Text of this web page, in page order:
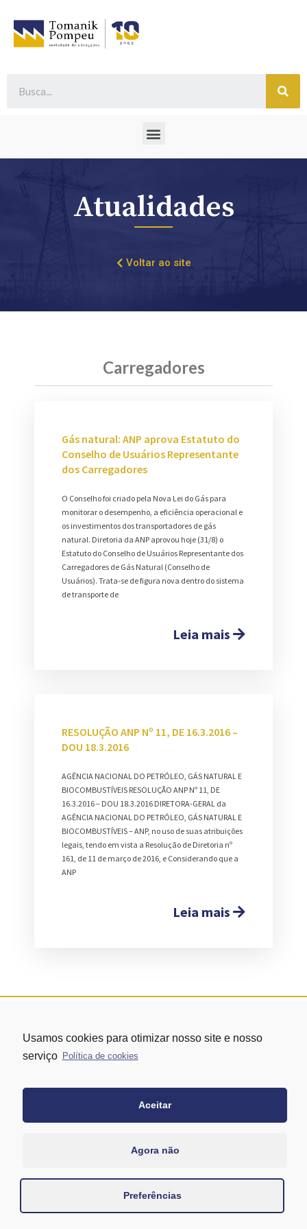
Atualidades
Voltar ao site
Carregadores
Gás natural: ANP aprova Estatuto do
Conselho de Usuários Representante
dos Carregadores
O Conselho foi criado pela Nova Lei do Gás para
monitorar o desempenho, a eficiência operacional e
os investimentos dos transportadores de gás
natural. Diretoria da ANP aprovou hoje (31/8) o
Estatuto do Conselho de Usuários Representante dos
Carregadores de Gás Natural (Conselho de
Usuários). Trata-se de figura nova dentro do sistema
de transporte de
Leia mais
RESOLUÇÃO ANP Nº 11, DE 16.3.2016 –
DOU 18.3.2016
AGÊNCIA NACIONAL DO PETRÓLEO, GÁS NATURAL E
BIOCOMBUSTÍVEIS RESOLUÇÃO ANP Nº 11, DE
16.3.2016 – DOU 18.3.2016 DIRETORA-GERAL da
AGÊNCIA NACIONAL DO PETRÓLEO, GÁS NATURAL E
BIOCOMBUSTÍVEIS – ANP, no uso de suas atribuições
legais, tendo em vista a Resolução de Diretoria nº
161, de 11 de março de 2016, e Considerando que a
ANP
Leia mais
andar – conj. 1305 – Vila Mariana - São Paulo/SP
Usamos cookies para otimizar nosso site e nosso
serviço Política de cookies
Aceitar
Agora não
Preferências